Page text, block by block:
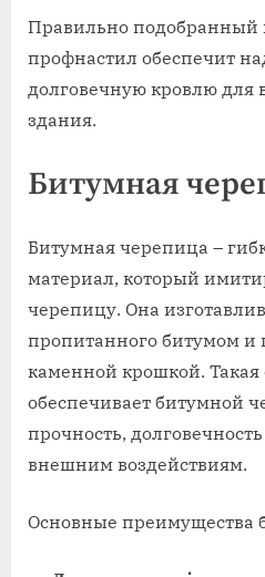
Правильно подобранный
профнастил обеспечит
долговечную кровлю для
здания.
Битумная
Битумная черепица –
материал, который
черепицу. Она
пропитанного битумом и
каменной крошкой. Такая
обеспечивает битумной
прочность,
внешним воздействиям.
Основные преимущества